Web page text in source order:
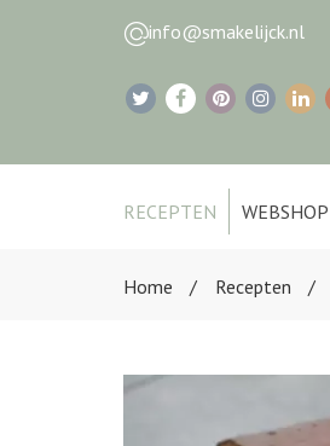
info@smakelijck.nl
RECEPTEN WEBSHOP
Home Recepten